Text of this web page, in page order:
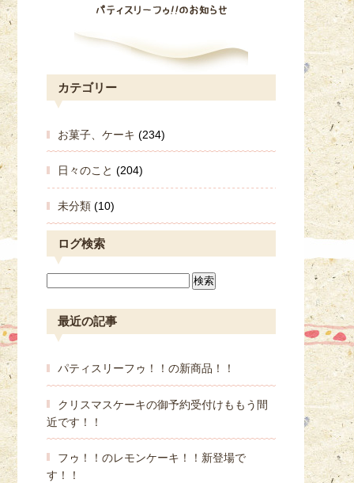
カテゴリー
お菓子、ケーキ (234)
日々のこと (204)
未分類 (10)
ログ検索
最近の記事
パティスリーフゥ！！の新商品！！
クリスマスケーキの御予約受付けももう間
近です！！
フゥ！！のレモンケーキ！！新登場で
す！！